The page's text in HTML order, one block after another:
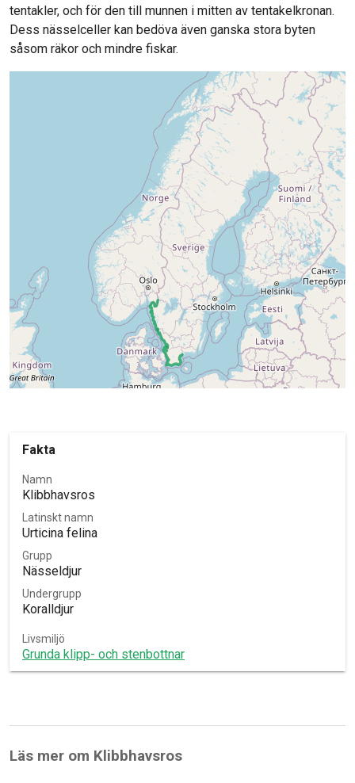
tentakler, och för den till munnen i mitten av tentakelkronan.
Dess nässelceller kan bedöva även ganska stora byten
såsom räkor och mindre fiskar.
Fakta
Namn
Klibbhavsros
Latinskt namn
Urticina felina
Grupp
Nässeldjur
Undergrupp
Koralldjur
Livsmiljö
Grunda klipp- och stenbottnar
Läs mer om Klibbhavsros